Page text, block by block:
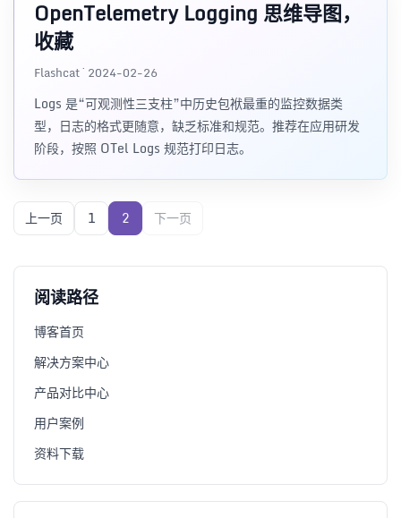
OpenTelemetry Logging 思维导图，
收藏
Flashcat · 2024-02-26
Logs 是“可观测性三支柱”中历史包袱最重的监控数据类
型，日志的格式更随意，缺乏标准和规范。推荐在应用研发
阶段，按照 OTel Logs 规范打印日志。
上一页 1 2 下一页
阅读路径
博客首页
解决方案中心
产品对比中心
用户案例
资料下载